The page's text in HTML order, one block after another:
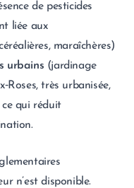
de pesticides
liée aux
maraîchères)
urbains (jardinage
très urbanisée,
ce qui réduit
n’est disponible.